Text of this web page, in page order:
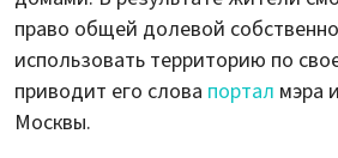
право общей долевой
использовать территорию по
приводит его слова портал мэра
Москвы.